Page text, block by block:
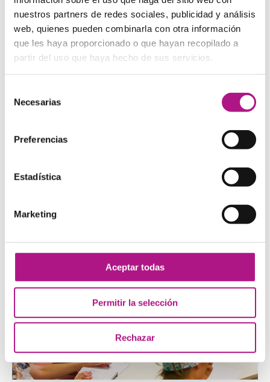
nuestros partners de redes sociales, publicidad y análisis
web, quienes pueden combinarla con otra información
que les haya proporcionado o que hayan recopilado a
partir del uso que haya hecho de sus servicios.
Necesarias
Preferencias
Estadística
Marketing
Aceptar todas
Permitir la selección
Rechazar
excusaspara hablar inglés desde el minuto cero.
Presencial, Presencial + Online, Teens, Travel y
Corporate.